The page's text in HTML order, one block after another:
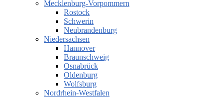
Mecklenburg-Vorpommern
Rostock
Schwerin
Neubrandenburg
Niedersachsen
Hannover
Braunschweig
Osnabrück
Oldenburg
Wolfsburg
Nordrhein-Westfalen